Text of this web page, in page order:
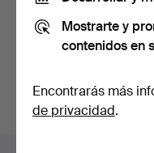
de privacidad.
Mostrarte y
contenidos en
Encontrarás más
de privacidad.